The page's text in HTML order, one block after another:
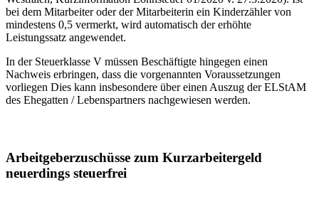
bei dem Mitarbeiter oder der Mitarbeiterin ein Kinderzähler von
mindestens 0,5 vermerkt, wird automatisch der erhöhte
Leistungssatz angewendet.
In der Steuerklasse V müssen Beschäftigte hingegen einen
Nachweis erbringen, dass die vorgenannten Voraussetzungen
vorliegen Dies kann insbesondere über einen Auszug der ELStAM
des Ehegatten / Lebenspartners nachgewiesen werden.
Arbeitgeberzuschüsse zum Kurzarbeitergeld
neuerdings steuerfrei